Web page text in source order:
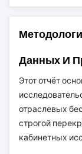
Данных И
Этот отчёт
отраслевых
строгой
кабинетных